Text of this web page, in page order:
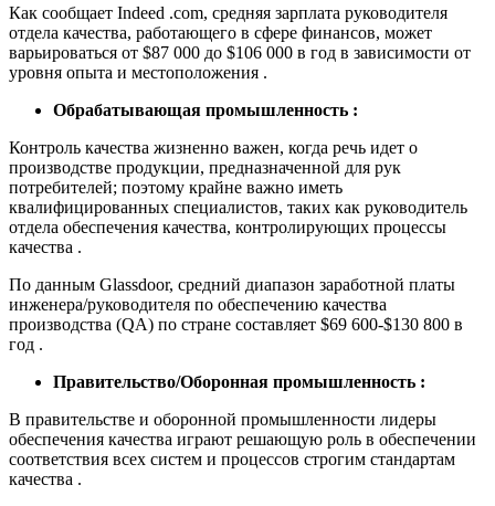
Как сообщает Indeed .com, средняя зарплата руководителя
отдела качества, работающего в сфере финансов, может
варьироваться от $87 000 до $106 000 в год в зависимости от
уровня опыта и местоположения .
Обрабатывающая промышленность :
Контроль качества жизненно важен, когда речь идет о
производстве продукции, предназначенной для рук
потребителей; поэтому крайне важно иметь
квалифицированных специалистов, таких как руководитель
отдела обеспечения качества, контролирующих процессы
качества .
По данным Glassdoor, средний диапазон заработной платы
инженера/руководителя по обеспечению качества
производства (QA) по стране составляет $69 600-$130 800 в
год .
Правительство/Оборонная промышленность :
В правительстве и оборонной промышленности лидеры
обеспечения качества играют решающую роль в обеспечении
соответствия всех систем и процессов строгим стандартам
качества .